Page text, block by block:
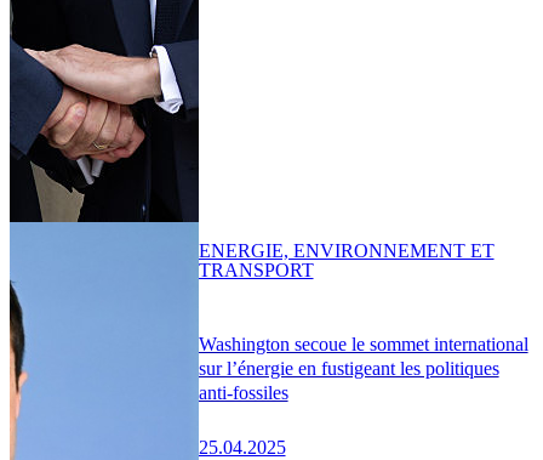
Washington secoue le sommet international
sur l’énergie en fustigeant les politiques
anti-fossiles
25.04.2025
ENERGIE, ENVIRONNEMENT ET
TRANSPORT